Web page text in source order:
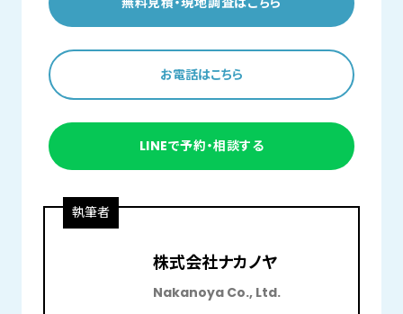
お電話はこちら
LINEで予約・相談する
執筆者
株式会社ナカノヤ
Nakanoya Co., Ltd.